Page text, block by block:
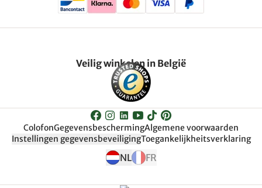
Veilig winkelen in België
ColofonGegevensbeschermingAlgemene voorwaarden
Instellingen gegevensbeveiligingToegankelijkheitsverklaring
NL FR